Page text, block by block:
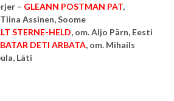
– GLEANN POSTMAN PAT,
Assinen, Soome
STERNE-HELD, om. Aljo Pärn, Eesti
BATAR DETI ARBATA, om. Mihails
Läti